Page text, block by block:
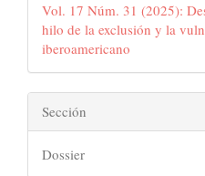
Vol. 17 Núm. 31 (2025):
hilo de la exclusión y la
iberoamericano
Sección
Dossier